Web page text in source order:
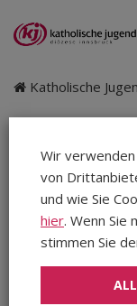
Katholische
Besonderes,
Wir
von
und wie Sie
hier. Wenn Sie
stimmen Sie